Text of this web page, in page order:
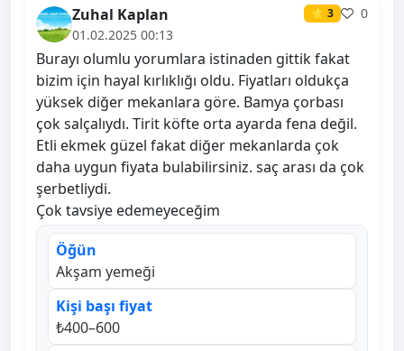
Zuhal Kaplan ⭐ 3
0
01.02.2025 00:13
Burayı olumlu yorumlara istinaden gittik fakat
bizim için hayal kırlıklığı oldu. Fiyatları oldukça
yüksek diğer mekanlara göre. Bamya çorbası
çok salçalıydı. Tirit köfte orta ayarda fena değil.
Etli ekmek güzel fakat diğer mekanlarda çok
daha uygun fiyata bulabilirsiniz. saç arası da çok
şerbetliydi.
Çok tavsiye edemeyeceğim
Öğün
Akşam yemeği
Kişi başı fiyat
₺400–600